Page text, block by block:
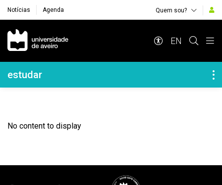
Notícias Agenda Quem sou?
Navegação Principal
EN
Navegação Lateral
estudar
No content to display